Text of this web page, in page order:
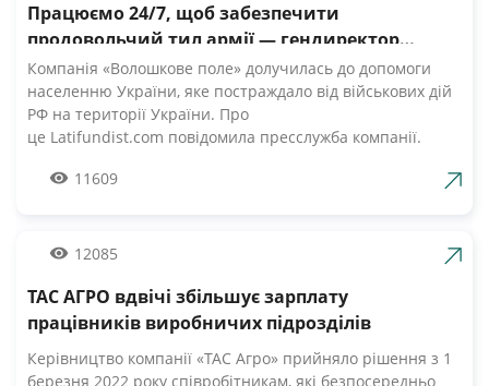
Працюємо 24/7, щоб забезпечити
продовольчий тил армії — гендиректор
компанії Волошкове поле
Компанія «Волошкове поле» долучилась до допомоги
населенню України, яке постраждало від військових дій
РФ на території України. Про
це Latifundist.com повідомила пресслужба компанії.
Вже шосту добу наші Збройні Сили героїчно стримують
армії», — зазначив Андрій Табалов, генеральний
Компанія «Волошкове поле» вже відправила понад 10 т
молока для забезпечення біженців та тероборони в
можливість безкоштовно отримати пастеризоване
11609
12085
ТАС АГРО вдвічі збільшує зарплату
працівників виробничих підрозділів
Керівництво компанії «ТАС Агро» прийняло рішення з 1
березня 2022 року співробітникам, які безпосередньо